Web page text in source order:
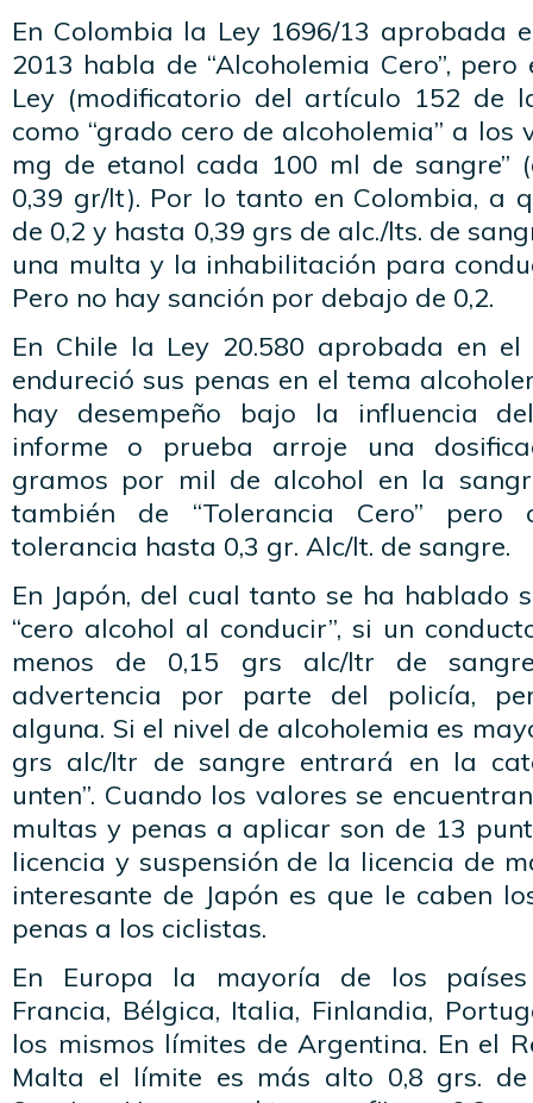
En Colombia la Ley 1696/13 aprobada
2013 habla de “Alcoholemia Cero”,
Ley (modificatorio del artículo 152 de
como “grado cero de alcoholemia” a los
mg de etanol cada 100 ml de sangre”
0,39 gr/lt). Por lo tanto en Colombia, a
de 0,2 y hasta 0,39 grs de alc./lts. de
una multa y la inhabilitación para
Pero no hay sanción por debajo de 0,2.
En Chile la Ley 20.580 aprobada en
endureció sus penas en el tema
hay desempeño bajo la influencia
informe o prueba arroje una
gramos por mil de alcohol en la
también de “Tolerancia Cero” pero
tolerancia hasta 0,3 gr. Alc/lt. de sangre.
En Japón, del cual tanto se ha hablado
“cero alcohol al conducir”, si un
menos de 0,15 grs alc/ltr de
advertencia por parte del policía,
alguna. Si el nivel de alcoholemia es
grs alc/ltr de sangre entrará en la
unten”. Cuando los valores se
multas y penas a aplicar son de 13
licencia y suspensión de la licencia de
interesante de Japón es que le caben
penas a los ciclistas.
En Europa la mayoría de los países
Francia, Bélgica, Italia, Finlandia,
los mismos límites de Argentina. En el
Malta el límite es más alto 0,8 grs.